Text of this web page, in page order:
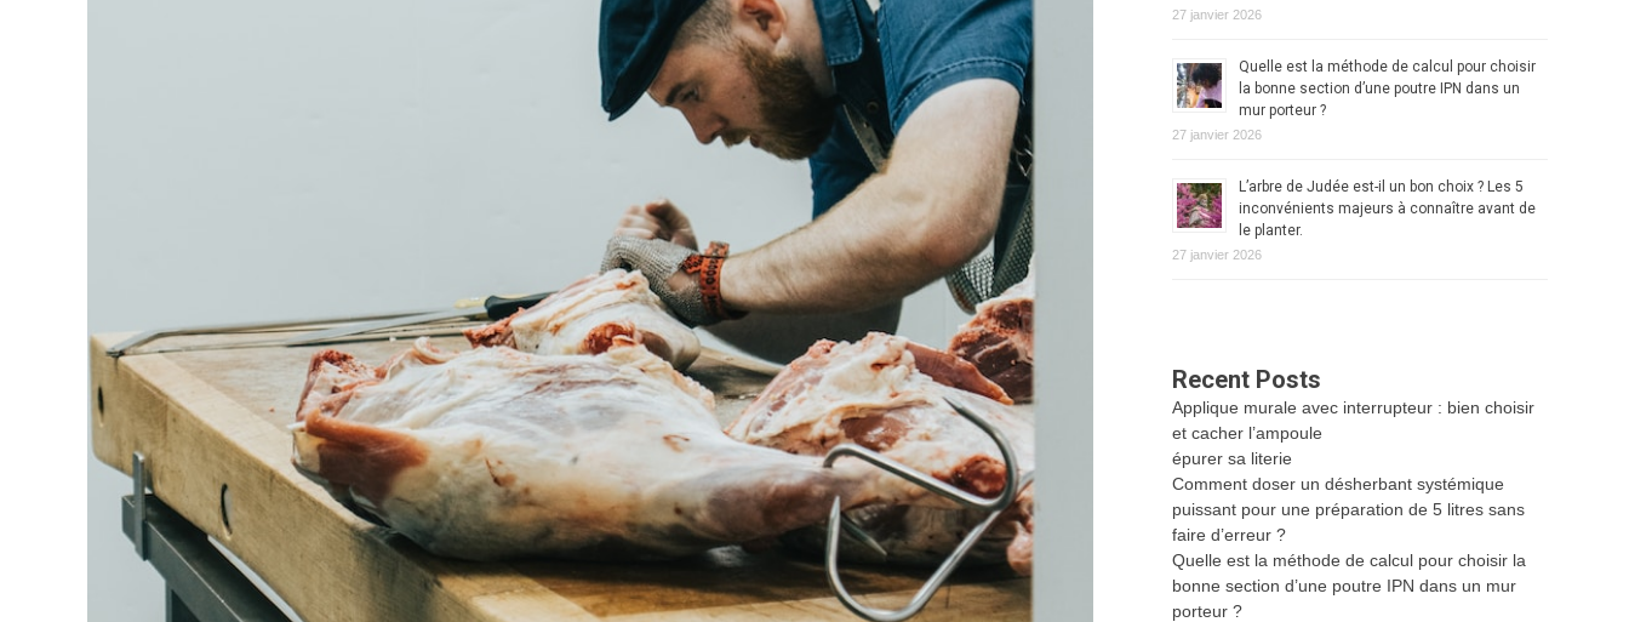
27 janvier 2026
Quelle est la méthode de calcul pour choisir
la bonne section d’une poutre IPN dans un
mur porteur ?
27 janvier 2026
L’arbre de Judée est-il un bon choix ? Les 5
inconvénients majeurs à connaître avant de
le planter.
27 janvier 2026
Recent Posts
Applique murale avec interrupteur : bien choisir
et cacher l’ampoule
épurer sa literie
Comment doser un désherbant systémique
puissant pour une préparation de 5 litres sans
faire d’erreur ?
Quelle est la méthode de calcul pour choisir la
bonne section d’une poutre IPN dans un mur
porteur ?